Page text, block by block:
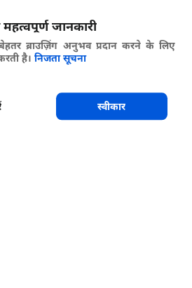
जानकारी
ब्राउज़िंग अनुभव प्रदान करने के लिए
है। निजता सूचना
स्वीकार